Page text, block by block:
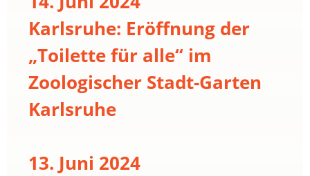
Karlsruhe: Eröffnung der
„Toilette für alle“ im
Zoologischer Stadt-Garten
Karlsruhe
13. Juni 2024